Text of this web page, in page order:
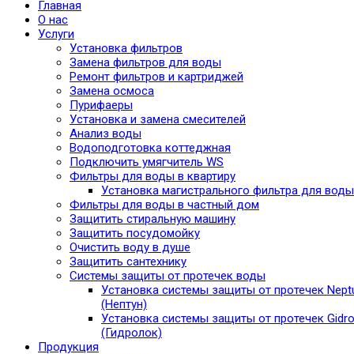
Главная
О нас
Услуги
Установка фильтров
Замена фильтров для воды
Ремонт фильтров и картриджей
Замена осмоса
Пурифаеры
Установка и замена смесителей
Анализ воды
Водоподготовка коттеджная
Подключить умягчитель WS
Фильтры для воды в квартиру
Установка магистрального фильтра для воды
Фильтры для воды в частный дом
Защитить стиральную машину
Защитить посудомойку
Очистить воду в душе
Защитить сантехнику
Системы защиты от протечек воды
Установка системы защиты от протечек
(Нептун)
Установка системы защиты от протечек
(Гидролок)
Продукция